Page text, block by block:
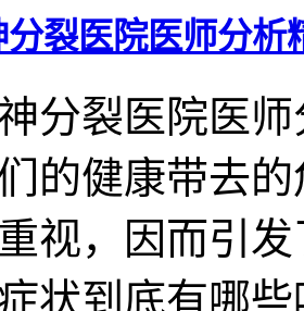
裂医院医师分析
分裂医院医
的健康带去
视，因而引
状到底有哪